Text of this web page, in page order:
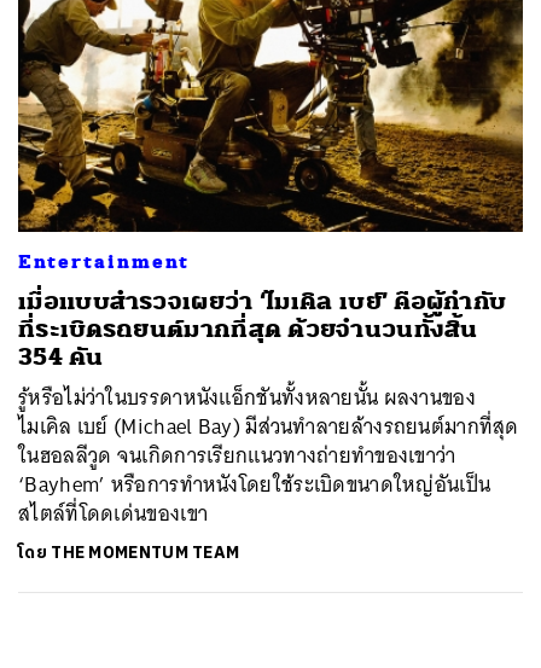
Entertainment
เมื่อแบบสำรวจเผยว่า ‘ไมเคิล เบย์’ คือผู้กำกับ
ที่ระเบิดรถยนต์มากที่สุด ด้วยจำนวนทั้งสิ้น
354 คัน
รู้หรือไม่ว่าในบรรดาหนังแอ็กชันทั้งหลายนั้น ผลงานของ
ไมเคิล เบย์ (Michael Bay) มีส่วนทำลายล้างรถยนต์มากที่สุด
ในฮอลลีวูด จนเกิดการเรียกแนวทางถ่ายทำของเขาว่า
‘Bayhem’ หรือการทำหนังโดยใช้ระเบิดขนาดใหญ่อันเป็น
สไตล์ที่โดดเด่นของเขา
โดย THE MOMENTUM TEAM
ค้นหา
SHARE